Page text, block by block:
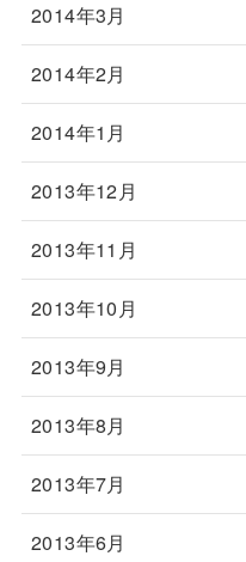
2014年3月
2014年2月
2014年1月
2013年12月
2013年11月
2013年10月
2013年9月
2013年8月
2013年7月
2013年6月